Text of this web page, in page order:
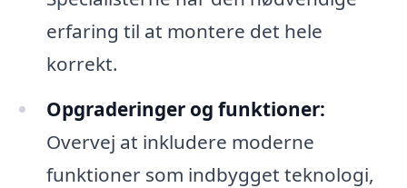
erfaring til at montere det hele
korrekt.
Opgraderinger og funktioner:
Overvej at inkludere moderne
funktioner som indbygget teknologi,